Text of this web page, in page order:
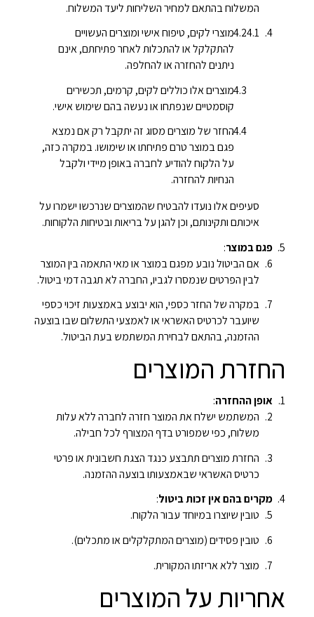
המשלוח בהתאם למחיר השליחות ליעד המשלוח.
מוצרי לקים, טיפוח אישי ומוצרים העשויים
להתקלקל או להתכלות לאחר פתיחתם, אינם
ניתנים להחזרה או להחלפה.
מוצרים אלו כוללים לקים, קרמים, תכשירים
קוסמטיים שנפתחו או נעשה בהם שימוש אישי.
החזר של מוצרים מסוג זה יתקבל רק אם נמצא
פגם במוצר טרם פתיחתו או שימושו. במקרה כזה,
על הלקוח להודיע לחברה באופן מיידי ולקבל
הנחיות להחזרה.
סעיפים אלו נועדו להבטיח שהמוצרים שנרכשו ישמרו על
איכותם ותקינותם, וכן להגן על בריאות ובטיחות הלקוחות.
פגם במוצר:
אם הביטול נובע מפגם במוצר או מאי התאמה בין המוצר
לבין הפרטים שנמסרו לגביו, החברה לא תגבה דמי ביטול.
במקרה של החזר כספי, הוא יבוצע באמצעות זיכוי כספי
שיועבר לכרטיס האשראי או לאמצעי התשלום שבו בוצעה
ההזמנה, בהתאם לבחירת המשתמש בעת הביטול.
החזרת המוצרים
אופן ההחזרה:
המשתמש ישלח את המוצר חזרה לחברה ללא עלות
משלוח, כפי שמפורט בדף המצורף לכל חבילה.
החזרת מוצרים תתבצע כנגד הצגת חשבונית או פרטי
כרטיס האשראי שבאמצעותו בוצעה ההזמנה.
מקרים בהם אין זכות ביטול:
טובין שיוצרו במיוחד עבור הלקוח.
טובין פסידים (מוצרים המתקלקלים או מתכלים).
מוצר ללא אריזתו המקורית.
אחריות על המוצרים